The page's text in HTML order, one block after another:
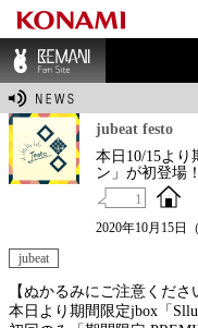
BEMANI Fan Sit
jubeat festo
本日10/15より
ン」が初登場！
1
2020年10月15日
jubeat
【ぬかるみにご注意くださ
本日より期間限定jbox「